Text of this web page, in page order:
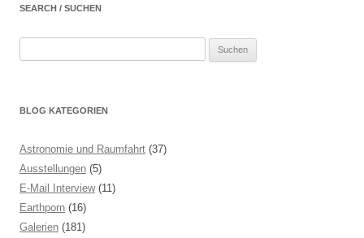
SEARCH / SUCHEN
BLOG KATEGORIEN
Astronomie und Raumfahrt (37)
Ausstellungen (5)
E-Mail Interview(11)
Earthporn (16)
Galerien (181)